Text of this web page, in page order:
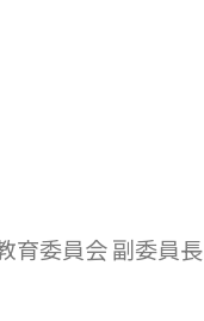
育委員会 副委員長